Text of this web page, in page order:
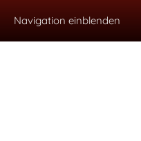
Navigation einblenden